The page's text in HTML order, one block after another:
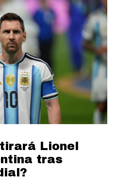
Lionel
tras